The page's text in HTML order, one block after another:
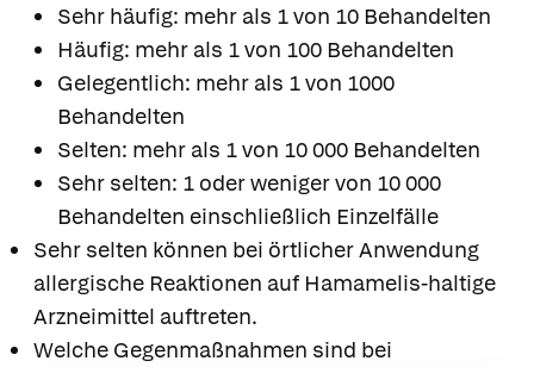
Sehr häufig: mehr als 1 von 10 Behandelten
Häufig: mehr als 1 von 100 Behandelten
Gelegentlich: mehr als 1 von 1000
Behandelten
Selten: mehr als 1 von 10 000 Behandelten
Sehr selten: 1 oder weniger von 10 000
Behandelten einschließlich Einzelfälle
Sehr selten können bei örtlicher Anwendung
allergische Reaktionen auf Hamamelis-haltige
Arzneimittel auftreten.
Welche Gegenmaßnahmen sind bei